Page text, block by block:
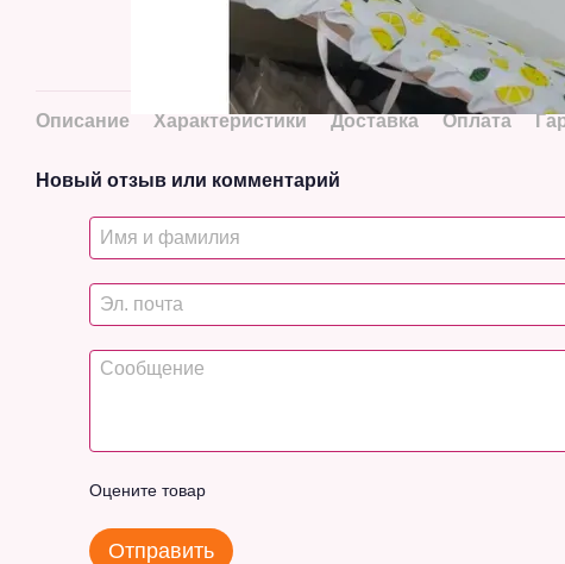
Описание Характеристики Доставка Оплата
Новый отзыв или комментарий
Оцените товар
Отправить